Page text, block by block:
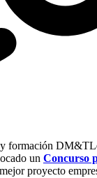
y formación
un Concurso
proyecto